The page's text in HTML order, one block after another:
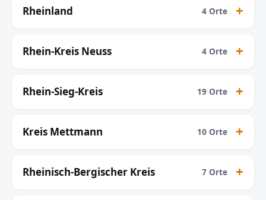
Rheinland 4 Orte
Rhein-Kreis Neuss 4 Orte
Rhein-Sieg-Kreis 19 Orte
Kreis Mettmann 10 Orte
Rheinisch-Bergischer Kreis 7 Orte